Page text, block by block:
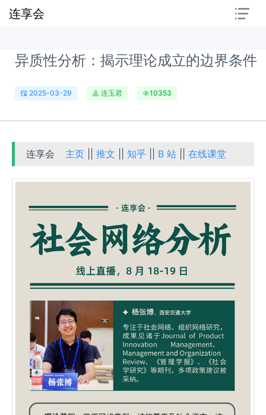
连享会
异质性分析：揭示理论成立的边界条件
2025-03-29 连玉君 10353
连享会 主页 ||推文 ||知乎 B 站 ||在线课堂